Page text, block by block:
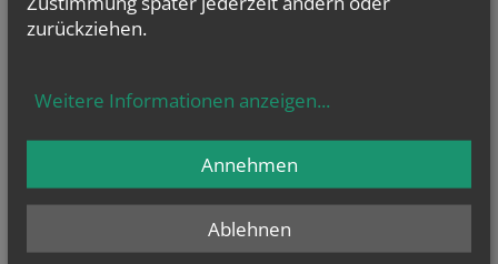
So.., 16. August 2026 11:00
Pfarrkaffee
NAMENSTAGE
Hl. Romanus von Rom
zurückziehen.
Weitere Informationen anzeigen...
Ablehnen
Annehmen